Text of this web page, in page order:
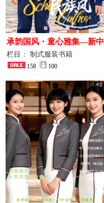
承韵国风・童心雅集—新中
式民族风小学与幼儿园全套
校服定制图鉴
栏目： 制式服装书籍
158 100